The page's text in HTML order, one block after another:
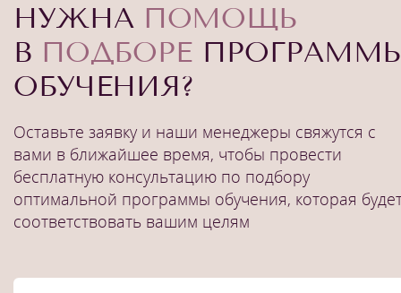
НУЖНА ПОМОЩЬ
В ПОДБОРЕ
ОБУЧЕНИЯ?
Оставьте заявку и наши менеджеры свяжутся с
вами в ближайшее время, чтобы провести
бесплатную консультацию по подбору
оптимальной программы обучения, которая
соответствовать вашим целям